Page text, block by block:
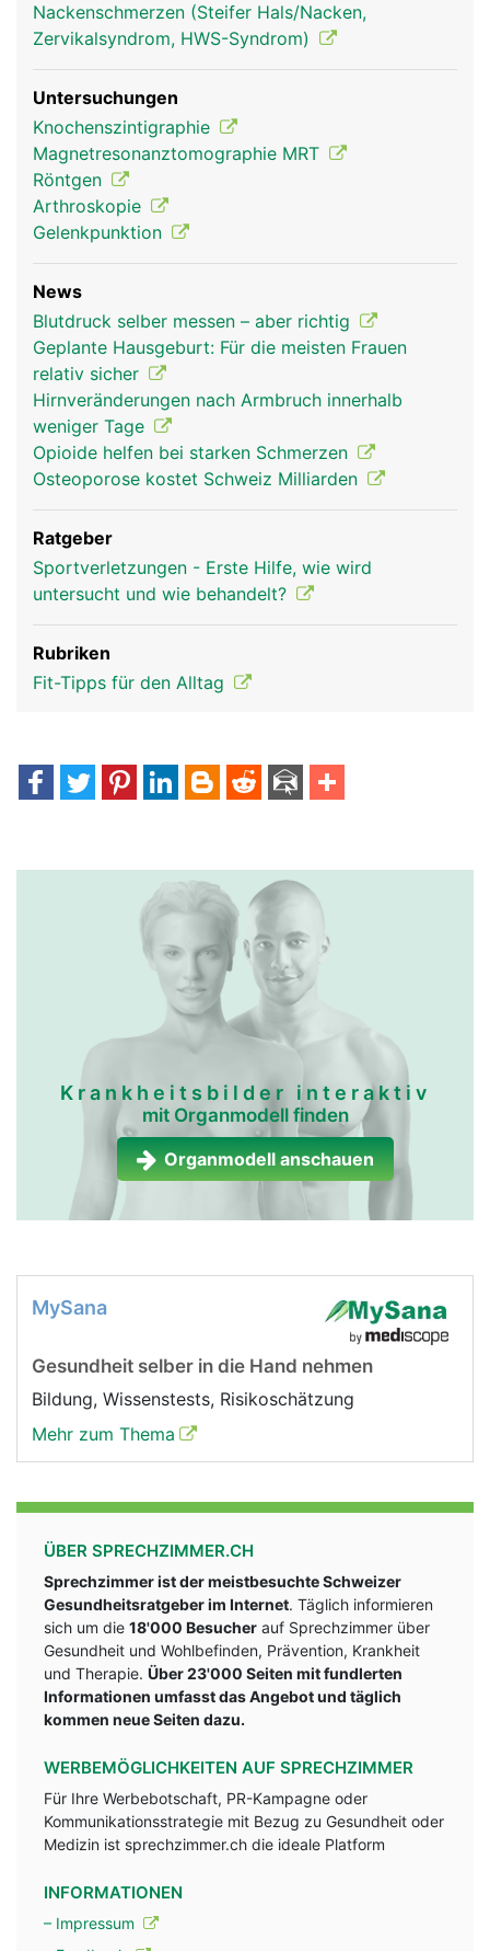
Nackenschmerzen (Steifer Hals/Nacken,
Zervikalsyndrom, HWS-Syndrom)
Untersuchungen
Knochenszintigraphie
Magnetresonanztomographie MRT
Röntgen
Arthroskopie
Gelenkpunktion
News
Blutdruck selber messen – aber richtig
Geplante Hausgeburt: Für die meisten Frauen
relativ sicher
Hirnveränderungen nach Armbruch innerhalb
weniger Tage
Opioide helfen bei starken Schmerzen
Osteoporose kostet Schweiz Milliarden
Ratgeber
Sportverletzungen - Erste Hilfe, wie wird
untersucht und wie behandelt?
Rubriken
Fit-Tipps für den Alltag
Krankheitsbilder interaktiv
mit Organmodell finden
Organmodell anschauen
MySana
Gesundheit selber in die Hand nehmen
Bildung, Wissenstests, Risikoschätzung
Mehr zum Thema
ÜBER SPRECHZIMMER.CH
Sprechzimmer ist der meistbesuchte Schweizer
Gesundheitsratgeber im Internet. Täglich informieren
sich um die 18'000 Besucher auf Sprechzimmer über
Gesundheit und Wohlbefinden, Prävention, Krankheit
und Therapie. Über 23'000 Seiten mit fundlerten
Informationen umfasst das Angebot und täglich
kommen neue Seiten dazu.
WERBEMÖGLICHKEITEN AUF SPRECHZIMMER
Für Ihre Werbebotschaft, PR-Kampagne oder
Kommunikationsstrategie mit Bezug zu Gesundheit oder
Medizin ist sprechzimmer.ch die ideale Platform
INFORMATIONEN
– Impressum